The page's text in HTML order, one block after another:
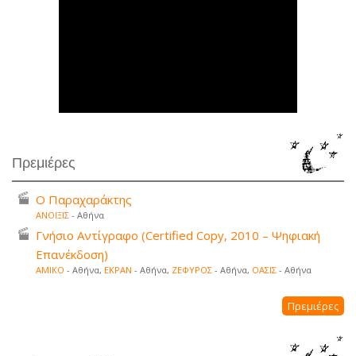
Πρεμιέρες
Ο Παραχαράκτης
ΑΝΟΙΞΙΣ - Αθήνα
Γνήσιο Αντίγραφο (Certified Copy, 2010 – Ψηφιακή
Επανέκδοση)
ΑΜΙΚΟ - Αθήνα, ΕΚΡΑΝ - Αθήνα, ΖΕΦΥΡΟΣ - Αθήνα, ΟΑΣΙΣ - Αθήνα
Πρεμιέρες